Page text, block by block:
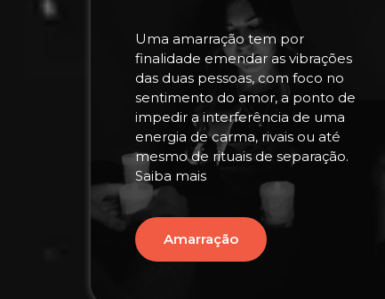
Uma amarração tem por
finalidade emendar as vibrações
das duas pessoas, com foco no
sentimento do amor, a ponto de
impedir a interferência de uma
energia de carma, rivais ou até
mesmo de rituais de separação.
Saiba mais
Amarração